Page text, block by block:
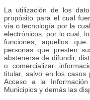
La utilización de los
propósito para el cual
vía o tecnología por la
electrónicos, por lo cual,
funciones, aquellos
personas que presten
abstenerse de difundir,
o comercializar
titular, salvo en los
Acceso a la
Municipios y demás las